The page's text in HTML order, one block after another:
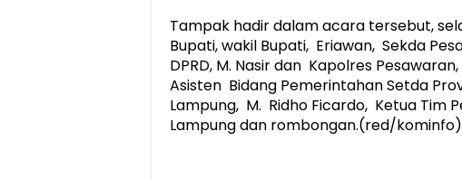
Tampak hadir dalam acara tersebut,
Bupati, wakil Bupati, Eriawan, Sekda
DPRD, M. Nasir dan Kapolres
Asisten Bidang Pemerintahan Setda
Lampung, M. Ridho Ficardo, Ketua Tim
Lampung dan rombongan.(red/kominfo)